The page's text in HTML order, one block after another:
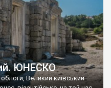
ЮНЕСКО
облоги, Великий київський